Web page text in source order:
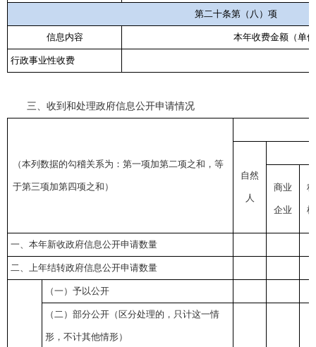
第二十条第（八）项
信息内容 本年收费金额（单
行政事业性收费
三、收到和处理政府信息公开申请情况
（本列数据的勾稽关系为：第一项加第二项之和，等
于第三项加第四项之和）
自然
人
商业
企业
一、本年新收政府信息公开申请数量
二、上年结转政府信息公开申请数量
（一）予以公开
（二）部分公开 （区分处理的，只计这一情
形，不计其他情形）